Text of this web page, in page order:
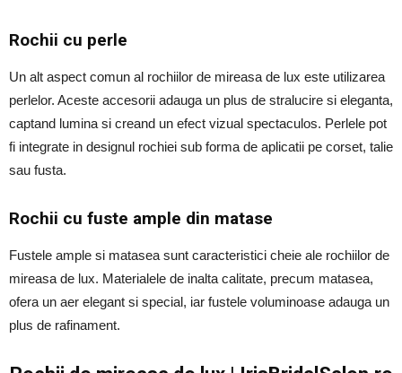
Rochii cu perle
Un alt aspect comun al rochiilor de mireasa de lux este utilizarea
perlelor. Aceste accesorii adauga un plus de stralucire si eleganta,
captand lumina si creand un efect vizual spectaculos. Perlele pot
fi integrate in designul rochiei sub forma de aplicatii pe corset, talie
sau fusta.
Rochii cu fuste ample din matase
Fustele ample si matasea sunt caracteristici cheie ale rochiilor de
mireasa de lux. Materialele de inalta calitate, precum matasea,
ofera un aer elegant si special, iar fustele voluminoase adauga un
plus de rafinament.